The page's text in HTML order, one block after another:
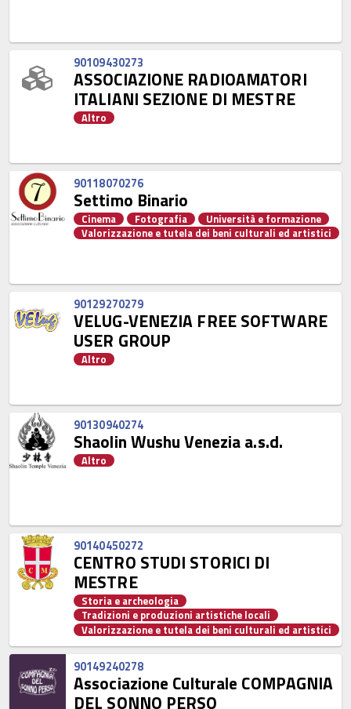
90109430273
ASSOCIAZIONE RADIOAMATORI
ITALIANI SEZIONE DI MESTRE
Altro
90118070276
Settimo Binario
Cinema Fotografia
Università e formazione
Valorizzazione e tutela dei beni culturali ed artistici
90129270279
VELUG-VENEZIA FREE SOFTWARE
USER GROUP
Altro
90130940274
Shaolin Wushu Venezia a.s.d.
Altro
90140450272
CENTRO STUDI STORICI DI
MESTRE
Storia e archeologia
Tradizioni e produzioni artistiche locali
Valorizzazione e tutela dei beni culturali ed artistici
90149240278
Associazione Culturale COMPAGNIA
DEL SONNO PERSO